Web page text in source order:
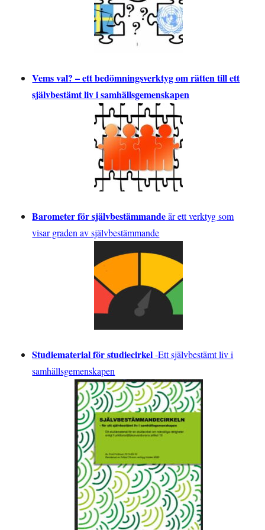
Vems val? – ett bedömningsverktyg om rätten till ett
självbestämt liv i samhällsgemenskapen
Barometer för självbestämmandeär ett verktyg som
visar graden av självbestämmande
Studiematerial för studiecirkel-Ett självbestämt liv i
samhällsgemenskapen